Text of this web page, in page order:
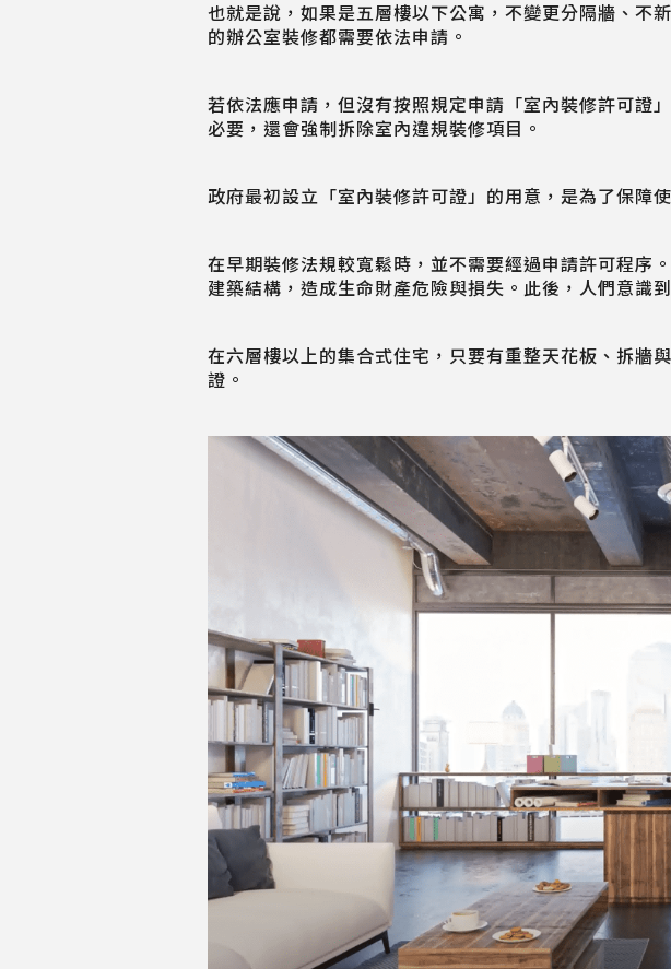
也就是說，如果是五層樓以下公寓，不變更分隔牆、不
的辦公室裝修都需要依法申請。
若依法應申請，但沒有按照規定申請「室內裝修許可證
必要，還會強制拆除室內違規裝修項目。
政府最初設立「室內裝修許可證」的用意，是為了保障
在早期裝修法規較寬鬆時，並不需要經過申請許可程序
建築結構，造成生命財產危險與損失。此後，人們意識
在六層樓以上的集合式住宅，只要有重整天花板、拆牆
證。